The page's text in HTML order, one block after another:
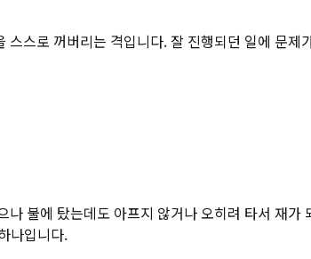
스로 꺼버리는 격입니다. 잘 진행되던 일에 문
나 불에 탔는데도 아프지 않거나 오히려 타서 재
나입니다.